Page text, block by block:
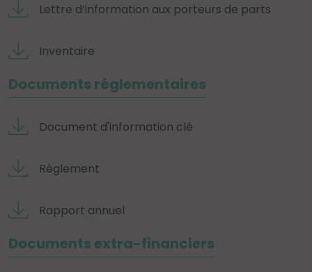
Lettre d’information aux porteurs de parts
Inventaire
Documents réglementaires
Document d'information clé
Règlement
Rapport annuel
Documents extra-financiers